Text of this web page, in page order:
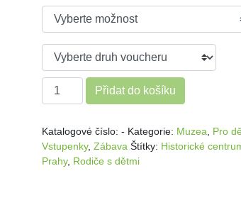
Ideální podzimní akce - Pojďte se pobavit
Přidat do košíku
Katalogové číslo:- Kategorie: Muzea Pro
Vstupenky,Zábava Štítky: Historické
Prahy, Rodiče s dětmi